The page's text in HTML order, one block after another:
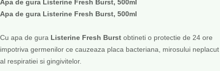
Apa de gura Listerine Fresh Burst, 500ml
Apa de gura Listerine Fresh Burst, 500ml
Cu apa de gura Listerine Fresh Burst obtineti o protectie de 24 ore
impotriva germenilor ce cauzeaza placa bacteriana, mirosului neplacut
al respiratiei si gingivitelor.